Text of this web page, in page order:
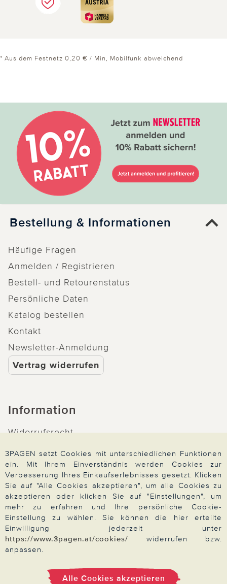
* Aus dem Festnetz 0,20 € / Min, Mobilfunk abweichend
Bestellung & Informationen
Häufige Fragen
Anmelden / Registrieren
Bestell- und Retourenstatus
Persönliche Daten
Katalog bestellen
Kontakt
Newsletter-Anmeldung
Vertrag widerrufen
Information
Widerrufsrecht
Produktsicherheit
Barrierefreiheit
Unsere Marken
Qualitätsversprechen
Zahlung & Versand
3PAGEN setzt Cookies mit unterschiedlichen Funktionen
ein. Mit Ihrem Einverständnis werden Cookies zur
Verbesserung Ihres Einkaufserlebnisses gesetzt. Klicken
Sie auf "Alle Cookies akzeptieren", um alle Cookies zu
akzeptieren oder klicken Sie auf "Einstellungen", um
mehr zu erfahren und Ihre persönliche Cookie-
Einstellung zu wählen. Sie können die hier erteilte
Einwilligung jederzeit unter
https://www.3pagen.at/cookies/ widerrufen bzw.
anpassen.
Alle Cookies akzeptieren